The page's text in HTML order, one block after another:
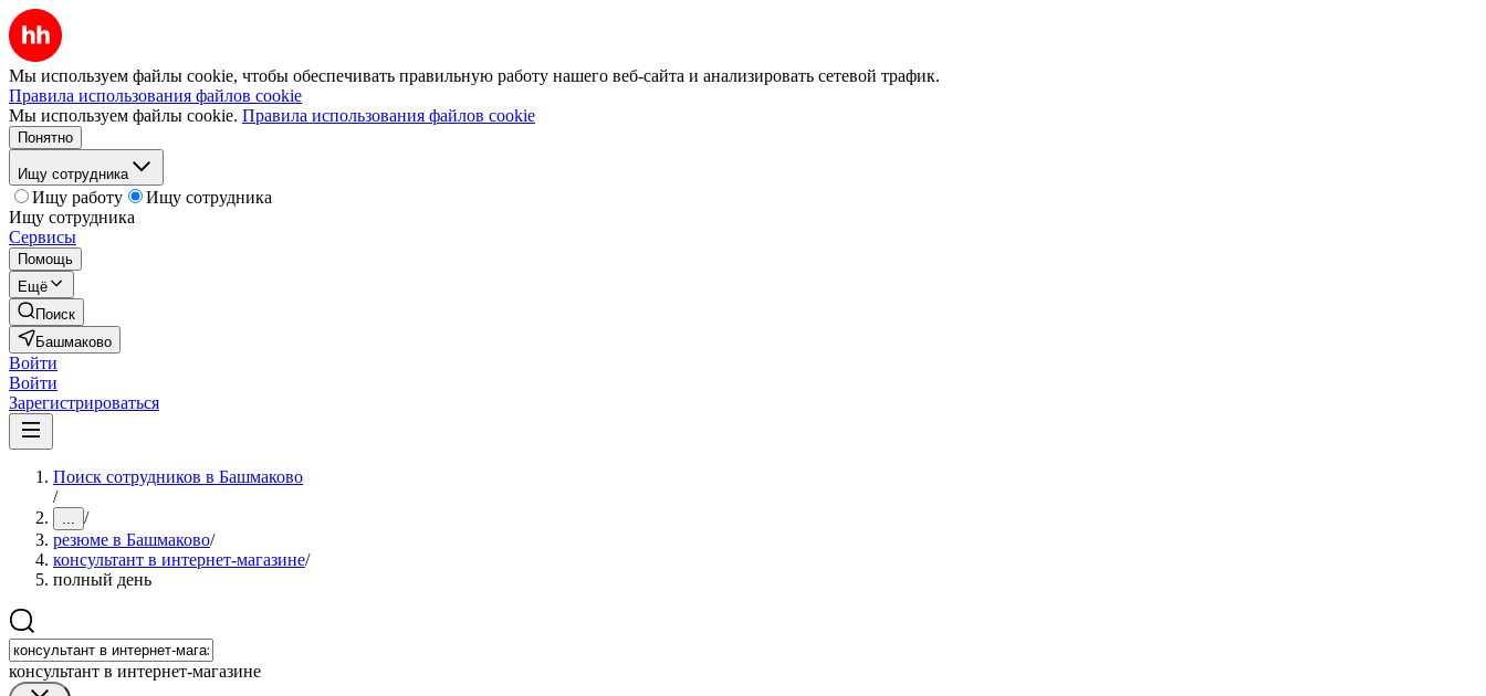
Мы используем файлы cookie, чтобы обеспечивать правильную работу нашего веб-сайта и анализировать сетевой трафик.
Правила использования файлов cookie
Мы используем файлы cookie. Правила использования файлов cookie
Понятно
Ищу сотрудника
Ищу работу
Ищу сотрудника
Ищу сотрудника
Сервисы
Помощь
Ещё
Поиск
Башмаково
Войти
Войти
Зарегистрироваться
Поиск сотрудников в Башмаково
/
... /
резюме в Башмаково/
консультaнт в интернет-мaгазине/
полный день
консультант в интернет-магазине